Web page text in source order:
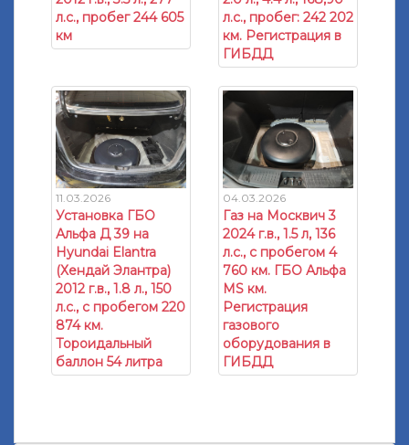
л.с., пробег 244 605
км
л.с., пробег: 242 202
км. Регистрация в
ГИБДД
11.03.2026
Установка ГБО
Альфа Д 39 на
Hyundai Elantra
(Хендай Элантра)
2012 г.в., 1.8 л., 150
л.с., с пробегом 220
874 км.
Тороидальный
баллон 54 литра
04.03.2026
Газ на Москвич 3
2024 г.в., 1.5 л, 136
л.с., с пробегом 4
760 км. ГБО Альфа
МS км.
Регистрация
газового
оборудования в
ГИБДД